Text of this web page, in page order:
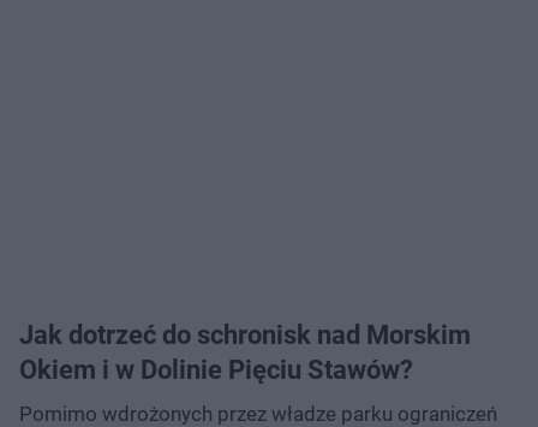
Jak dotrzeć do schronisk nad Morskim
Okiem i w Dolinie Pięciu Stawów?
Pomimo wdrożonych przez władze parku ograniczeń